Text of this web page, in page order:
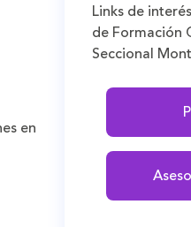
en
Links de
de Formación
Seccional